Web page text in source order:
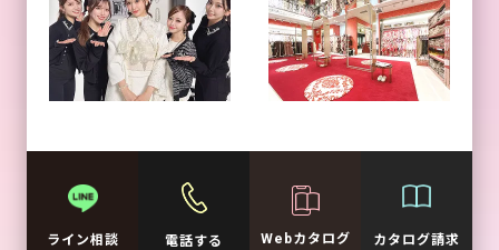
ライン相談 電話する Webカタログ カタログ請求